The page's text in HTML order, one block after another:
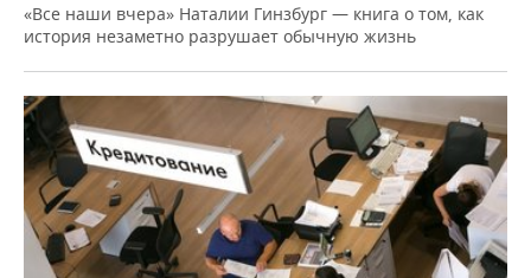
«Все наши вчера» Наталии Гинзбург — книга о том, как
история незаметно разрушает обычную жизнь